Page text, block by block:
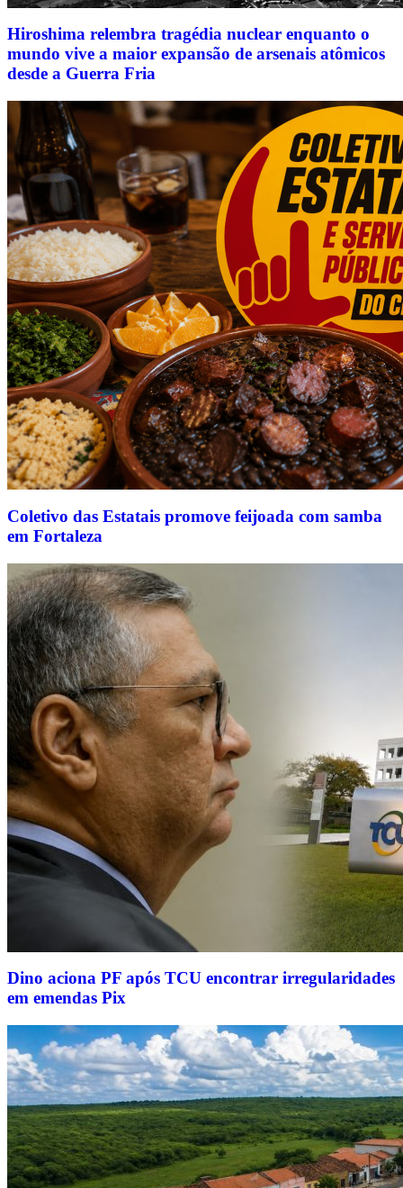
Hiroshima relembra tragédia nuclear enquanto o
mundo vive a maior expansão de arsenais atômicos
desde a Guerra Fria
Coletivo das Estatais promove feijoada com samba
em Fortaleza
Dino aciona PF após TCU encontrar irregularidades
em emendas Pix